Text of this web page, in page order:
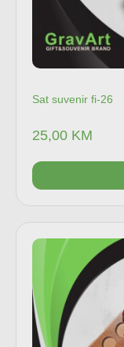
Sat suvenir fi-26
25,00 KM